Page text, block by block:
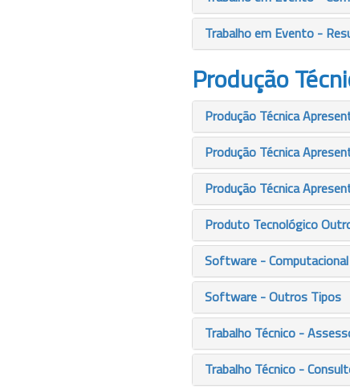
Trabalho em Evento -
Produção
Produção Técnica
Produção Técnica
Produção Técnica
Produto Tecnológico
Software - Computacional
Software - Outros Tipos
Trabalho Técnico -
Trabalho Técnico -